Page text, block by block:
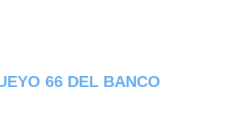
66 DEL BANCO